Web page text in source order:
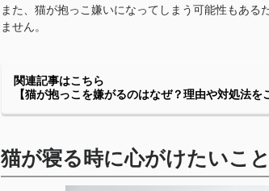
また、猫が抱っこ嫌いになってしまう可能性もある
ません。
関連記事はこちら
【猫が抱っこを嫌がるのはなぜ？理由や対処法を
猫が寝る時に心がけたいこと